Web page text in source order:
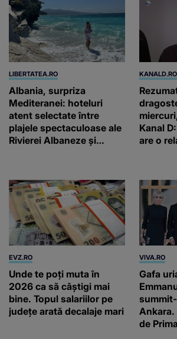
LIBERTATEA.RO
Albania, surpriza
Mediteranei: hoteluri
atent selectate între
plajele spectaculoase ale
Rivierei Albaneze și
KANALD.RO
Kanal
are o
EVZ.RO
Unde te poți muta în
2026 ca să câștigi mai
bine. Topul salariilor pe
județe arată decalaje mari
VIVA.RO
Gafa
summit-
de